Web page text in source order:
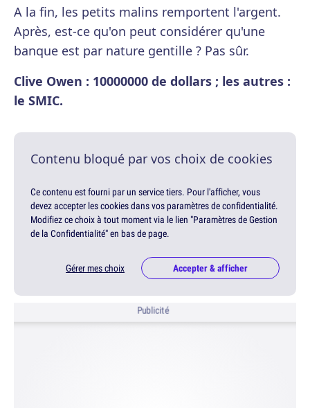
A la fin, les petits malins remportent l'argent.
Après, est-ce qu'on peut considérer qu'une
banque est par nature gentille ? Pas sûr.
Clive Owen : 10000000 de dollars ; les autres :
le SMIC.
Contenu bloqué par vos choix de cookies
Ce contenu est fourni par un service tiers. Pour l'afficher, vous
devez accepter les cookies dans vos paramètres de confidentialité.
Modifiez ce choix à tout moment via le lien "Paramètres de Gestion
de la Confidentialité" en bas de page.
Gérer mes choix Accepter & afficher
Publicité